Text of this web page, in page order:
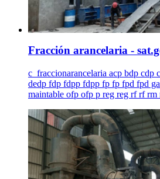
Fracción arancelaria -
c_fraccionarancelaria acp bdp cdp
dedp fdp fdpp fdpp fp fp fpd fpd
maintable ofp ofp p reg reg rf rf